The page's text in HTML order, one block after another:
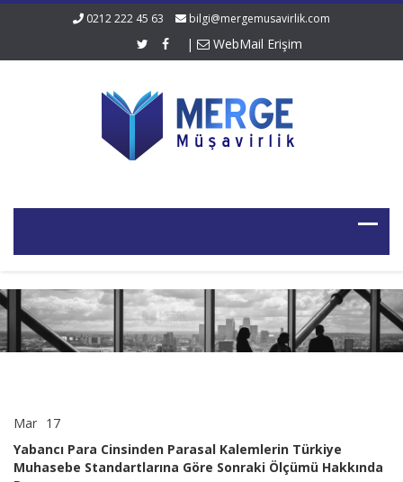
0212 222 45 63 bilgi@mergemusavirlik.com
| WebMail Erişim
Mar 17
Cinsinden
Parasal
Yabancı Para Cinsinden Parasal Kalemlerin Türkiye
Muhasebe Standartlarına Göre Sonraki Ölçümü Hakkında